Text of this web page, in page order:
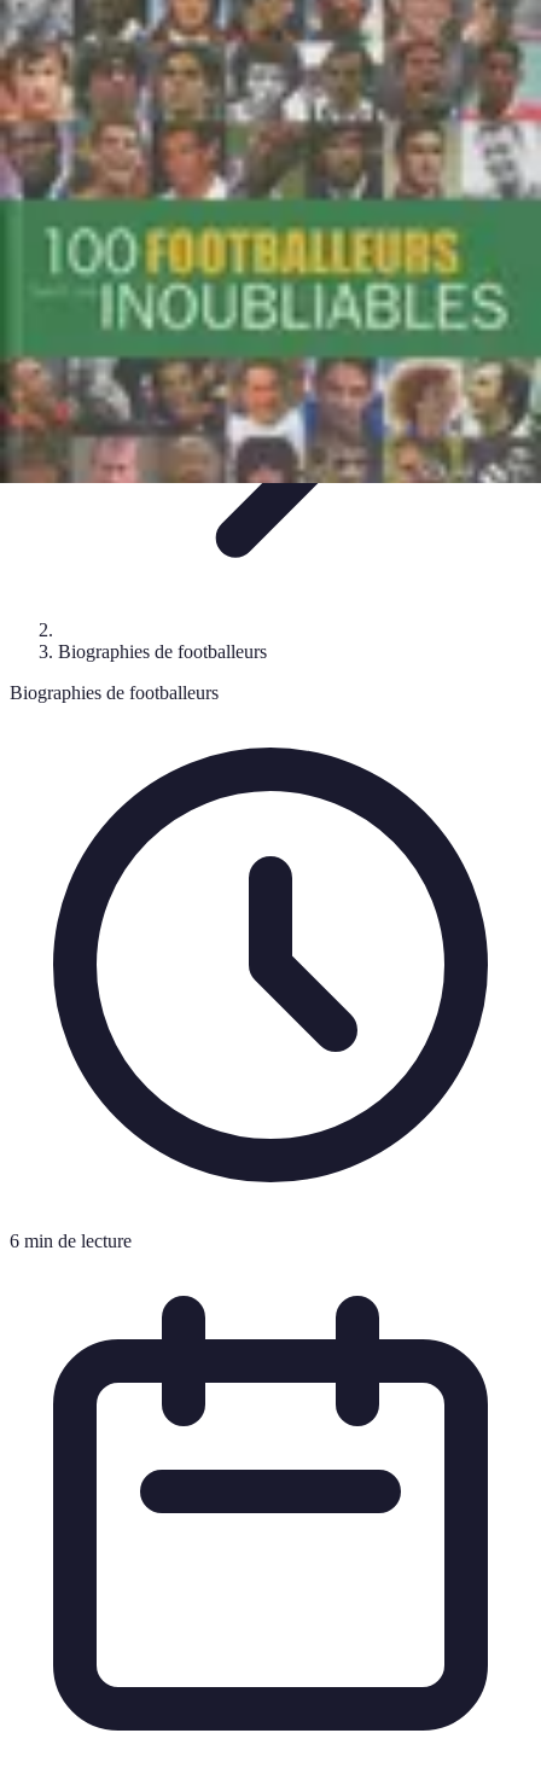
Biographies Football
Biographies InspirantesBiographies
Emblématiques
BiographiesBiographies Influentes
Biographies
Légendaires
Biographies Football
Biographies de footballeurs
Biographies de footballeurs
6 min de lecture